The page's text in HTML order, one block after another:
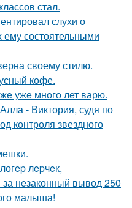
стал.
слухи о
состоятельными
своему стилю.
кофе.
уже много лет варю.
- Виктория, судя по
контроля звездного
лepчeк,
нeзаконный вывод 250
малыша!